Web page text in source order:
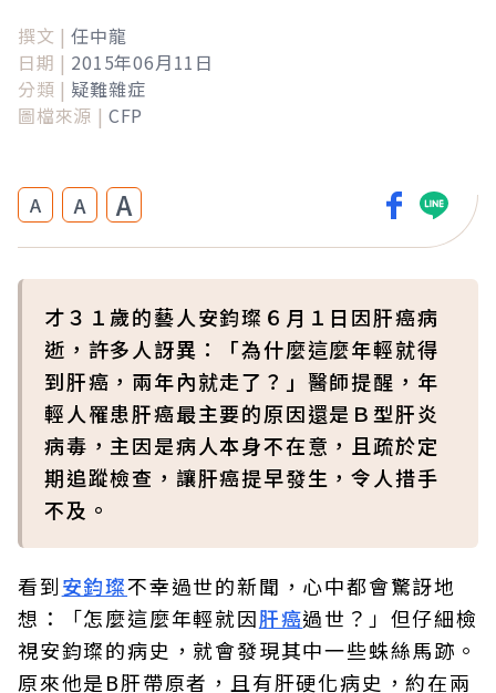
撰文 | 任中龍
日期 | 2015年06月11日
分類 | 疑難雜症
圖檔來源 | CFP
A A A
才３１歲的藝人安鈞璨６月１日因肝癌病
逝，許多人訝異：「為什麼這麼年輕就得
到肝癌，兩年內就走了？」醫師提醒，年
輕人罹患肝癌最主要的原因還是Ｂ型肝炎
病毒，主因是病人本身不在意，且疏於定
期追蹤檢查，讓肝癌提早發生，令人措手
不及。
看到安鈞璨不幸過世的新聞，心中都會驚訝地
想：「怎麼這麼年輕就因肝癌過世？」但仔細檢
視安鈞璨的病史，就會發現其中一些蛛絲馬跡。
原來他是B肝帶原者，且有肝硬化病史，約在兩